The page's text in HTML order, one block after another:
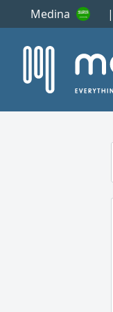
Medina